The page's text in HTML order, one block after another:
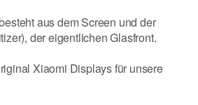
aus dem Screen und der
der eigentlichen Glasfront.
Xiaomi Displays für unsere